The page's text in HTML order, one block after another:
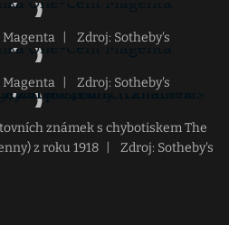
Magenta Zdroj: Sotheby's
Magenta Zdroj: Sotheby's
známek s chybotiskem The
z roku 1918
Zdroj: Sotheby's